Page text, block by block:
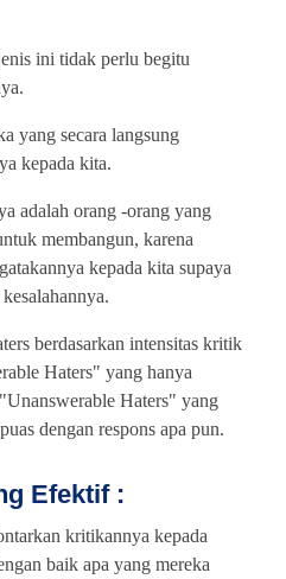
ini tidak perlu begitu
yang secara langsung
kepada kita.
adalah orang -orang yang
membangun, karena
kepada kita supaya
berdasarkan intensitas kritik
Haters" yang hanya
Haters" yang
dengan respons apa pun.
Efektif :
kritikannya kepada
baik apa yang mereka